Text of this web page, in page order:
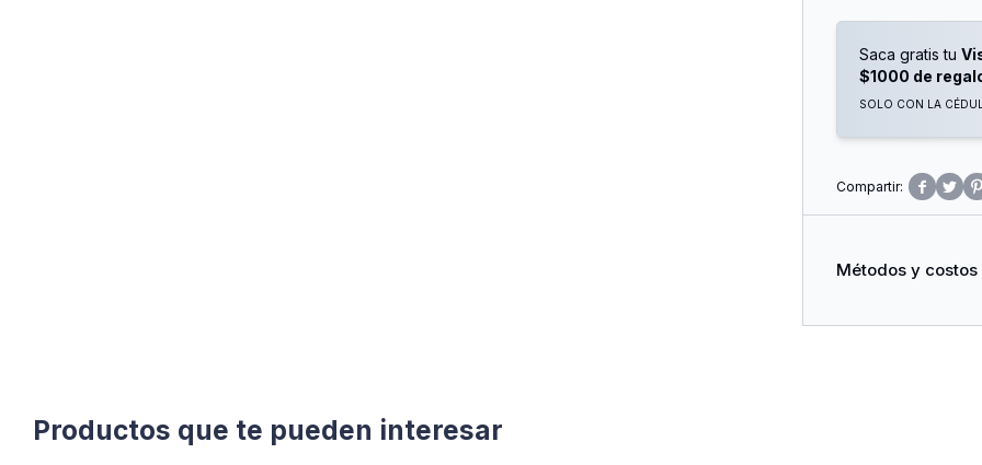
Saca gratis tu
$1000 de
SOLO CON LA
  
Métodos y
Productos que te pueden interesar